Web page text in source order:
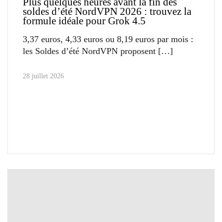
soldes d’été NordVPN 2026 : trouvez la
formule idéale pour Grok 4.5
3,37 euros, 4,33 euros ou 8,19 euros par mois :
les Soldes d’été NordVPN proposent
28 juillet 2026